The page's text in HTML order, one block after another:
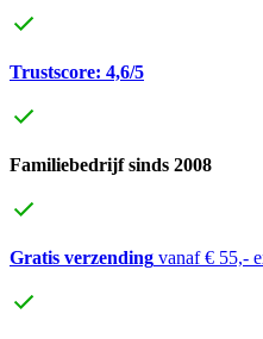
Trustscore: 4,6/5
Familiebedrijf sinds 2008
Gratis verzending vanaf € 55,-